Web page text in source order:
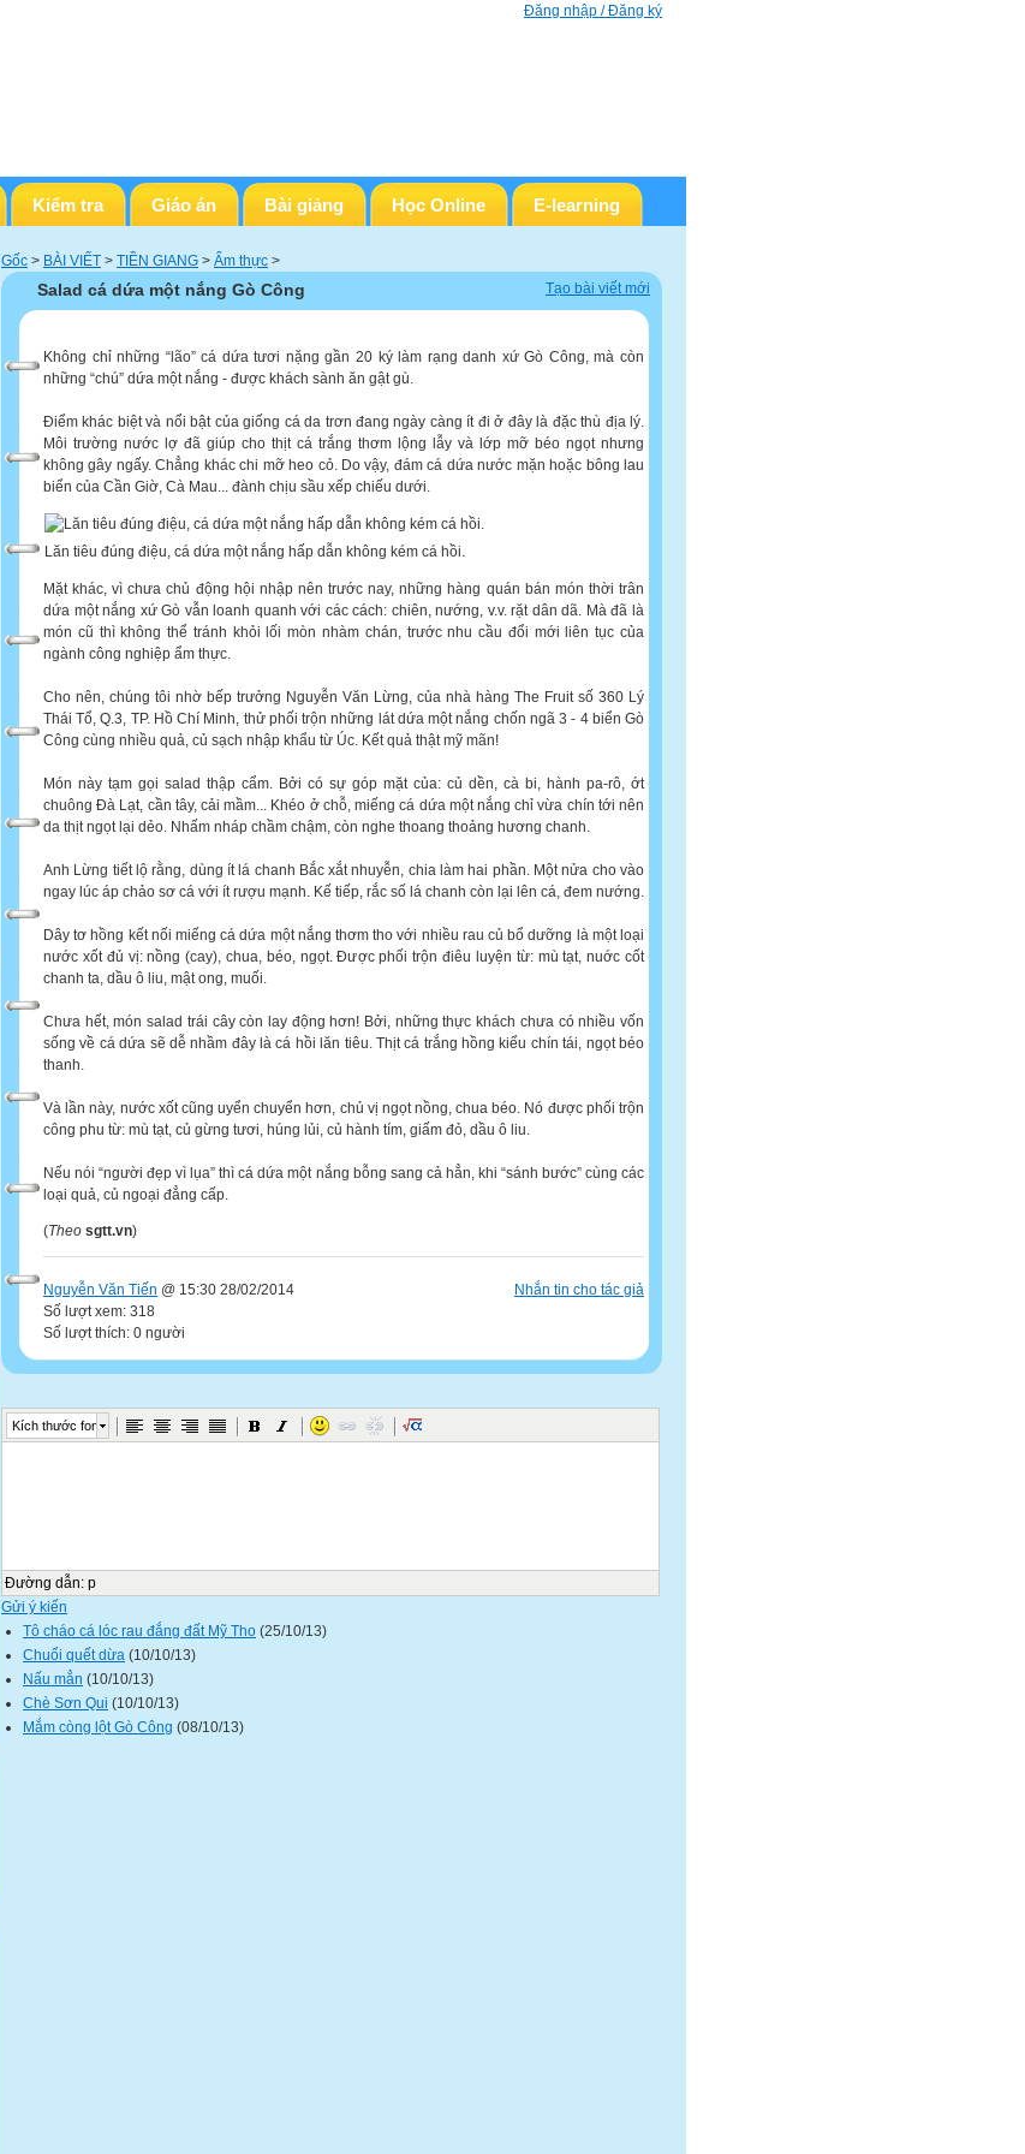
Đăng nhập / Đăng ký
Kiểm tra Giáo án Bài giảng Học Online E-learning
Gốc > BÀI VIẾT > TIỀN GIANG > Ẩm thực >
Tạo bài viết mới
Salad cá dứa một nắng Gò Công
Không chỉ những “lão” cá dứa tươi nặng gần 20 ký làm rạng danh xứ Gò Công, mà còn
những “chú” dứa một nắng - được khách sành ăn gật gù.
Điểm khác biệt và nổi bật của giống cá da trơn đang ngày càng ít đi ở đây là đặc thù địa lý.
Môi trường nước lợ đã giúp cho thịt cá trắng thơm lộng lẫy và lớp mỡ béo ngọt nhưng
không gây ngấy. Chẳng khác chi mỡ heo cỏ. Do vậy, đám cá dứa nước mặn hoặc bông lau
biển của Cần Giờ, Cà Mau... đành chịu sầu xếp chiếu dưới.
Lăn tiêu đúng điệu, cá dứa một nắng hấp dẫn không kém cá hồi.
Mặt khác, vì chưa chủ động hội nhập nên trước nay, những hàng quán bán món thời trân
dứa một nắng xứ Gò vẫn loanh quanh với các cách: chiên, nướng, v.v. rặt dân dã. Mà đã là
món cũ thì không thể tránh khỏi lối mòn nhàm chán, trước nhu cầu đổi mới liên tục của
ngành công nghiệp ẩm thực.
Cho nên, chúng tôi nhờ bếp trưởng Nguyễn Văn Lừng, của nhà hàng The Fruit số 360 Lý
Thái Tổ, Q.3, TP. Hồ Chí Minh, thử phối trộn những lát dứa một nắng chốn ngã 3 - 4 biển Gò
Công cùng nhiều quả, củ sạch nhập khẩu từ Úc. Kết quả thật mỹ mãn!
Món này tạm gọi salad thập cẩm. Bởi có sự góp mặt của: củ dền, cà bi, hành pa-rô, ớt
chuông Đà Lạt, cần tây, cải mầm... Khéo ở chỗ, miếng cá dứa một nắng chỉ vừa chín tới nên
da thịt ngọt lại dẻo. Nhấm nháp chầm chậm, còn nghe thoang thoảng hương chanh.
Anh Lừng tiết lộ rằng, dùng ít lá chanh Bắc xắt nhuyễn, chia làm hai phần. Một nửa cho vào
ngay lúc áp chảo sơ cá với ít rượu mạnh. Kế tiếp, rắc số lá chanh còn lại lên cá, đem nướng.
Dây tơ hồng kết nối miếng cá dứa một nắng thơm tho với nhiều rau củ bổ dưỡng là một loại
nước xốt đủ vị: nồng (cay), chua, béo, ngọt. Được phối trộn điêu luyện từ: mù tạt, nuớc cốt
chanh ta, dầu ô liu, mật ong, muối.
Chưa hết, món salad trái cây còn lay động hơn! Bởi, những thực khách chưa có nhiều vốn
sống về cá dứa sẽ dễ nhầm đây là cá hồi lăn tiêu. Thịt cá trắng hồng kiểu chín tái, ngọt béo
thanh.
Và lần này, nước xốt cũng uyển chuyển hơn, chủ vị ngọt nồng, chua béo. Nó được phối trộn
công phu từ: mù tạt, củ gừng tươi, húng lủi, củ hành tím, giấm đỏ, dầu ô liu.
Nếu nói “người đẹp vì lụa” thì cá dứa một nắng bỗng sang cả hẳn, khi “sánh bước” cùng các
loại quả, củ ngoại đẳng cấp.
(Theo sgtt.vn)
Nhắn tin cho tác giả
Nguyễn Văn Tiến @ 15:30 28/02/2014
Số lượt xem: 318
Số lượt thích: 0 người
Kích thước font
Đường dẫn: p
Gửi ý kiến
Tô cháo cá lóc rau đắng đất Mỹ Tho (25/10/13)
Chuối quết dừa (10/10/13)
Nấu mẳn (10/10/13)
Chè Sơn Qui (10/10/13)
Mắm còng lột Gò Công (08/10/13)